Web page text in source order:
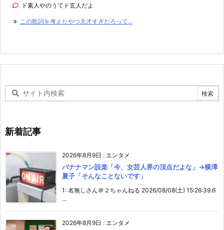
ド素人やのうてド玄人だよ
この歌詞を考えたやつ天才すぎだろって...
新着記事
2026年8月9日 : エンタメ
バナナマン設楽「今、女芸人界の頂点だよな」→横澤
夏子「そんなことないです」
1: 名無しさん＠２ちゃんねる 2026/08/08(土) 15:26:39.6
...
2026年8月9日 : エンタメ